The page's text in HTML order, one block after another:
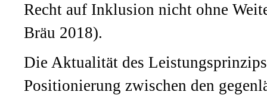
Recht auf Inklusion nicht ohne
Bräu 2018).
Die Aktualität des
Positionierung zwischen den